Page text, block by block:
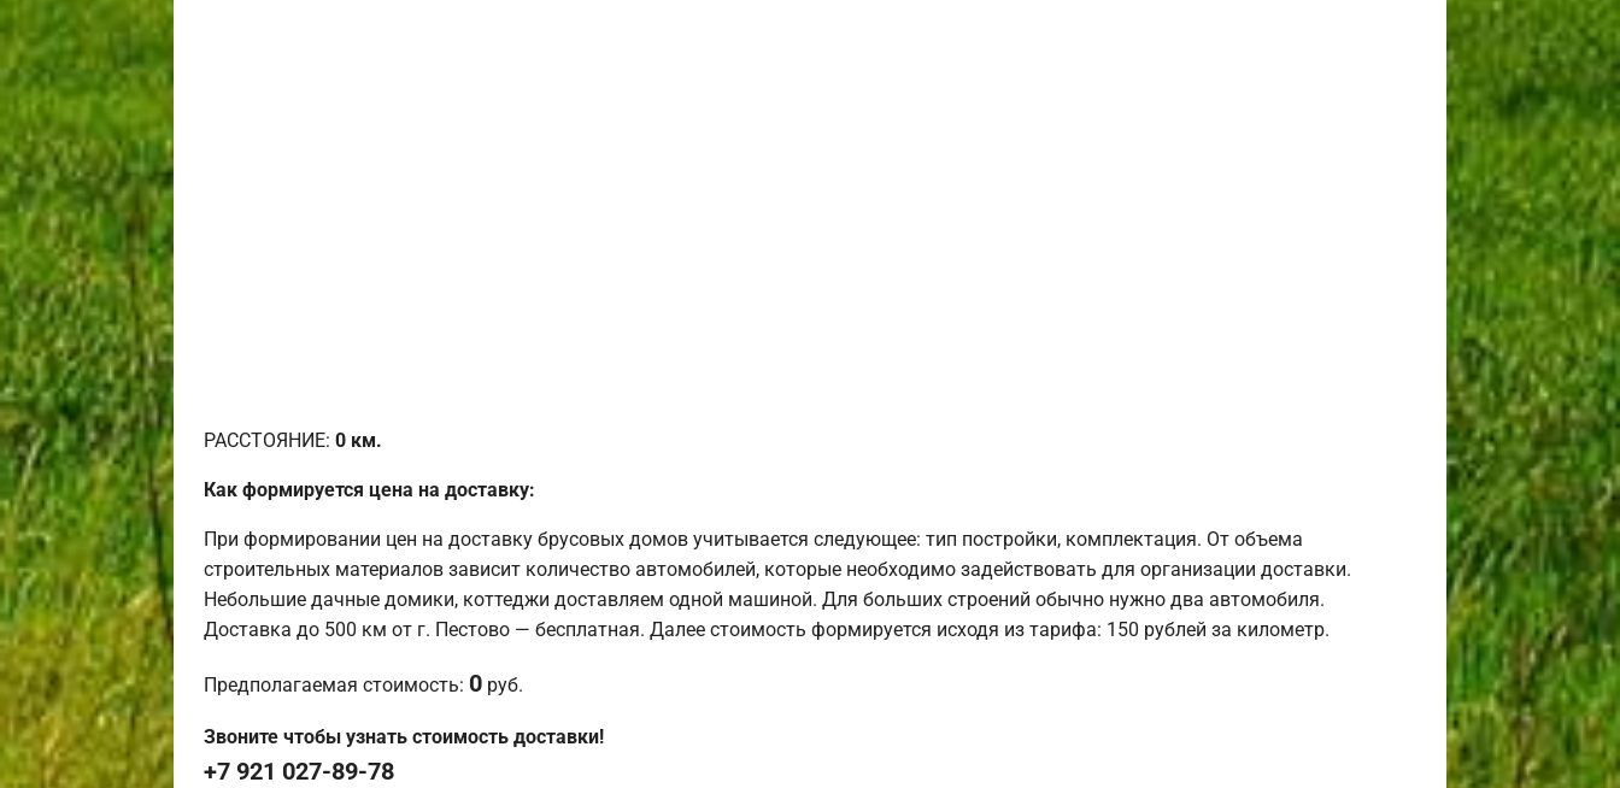
РАССТОЯНИЕ: 0 км.
Как формируется цена на доставку:
При формировании цен на доставку брусовых домов учитывается следующее: тип постройки, комплектация. От объема
строительных материалов зависит количество автомобилей, которые необходимо задействовать для организации доставки.
Небольшие дачные домики, коттеджи доставляем одной машиной. Для больших строений обычно нужно два автомобиля.
Доставка до 500 км от г. Пестово — бесплатная. Далее стоимость формируется исходя из тарифа: 150 рублей за километр.
Предполагаемая стоимость: 0 руб.
Звоните чтобы узнать стоимость доставки!
+7 921 027-89-78